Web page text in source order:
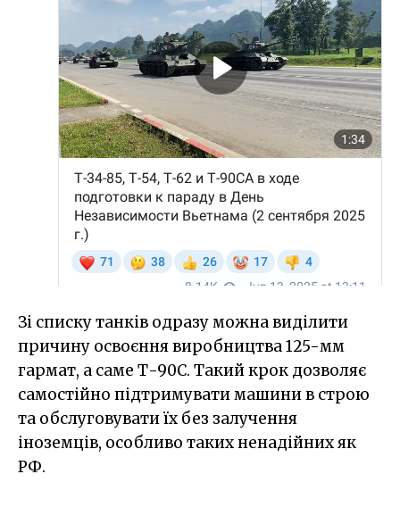
Зі списку танків одразу можна виділити
причину освоєння виробництва 125-мм
гармат, а саме Т-90С. Такий крок дозволяє
самостійно підтримувати машини в строю
та обслуговувати їх без залучення
іноземців, особливо таких ненадійних як
РФ.